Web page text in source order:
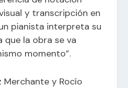
y transcripción en
pianista interpreta su
que la obra se va
momento”.
Merchante y Rocío